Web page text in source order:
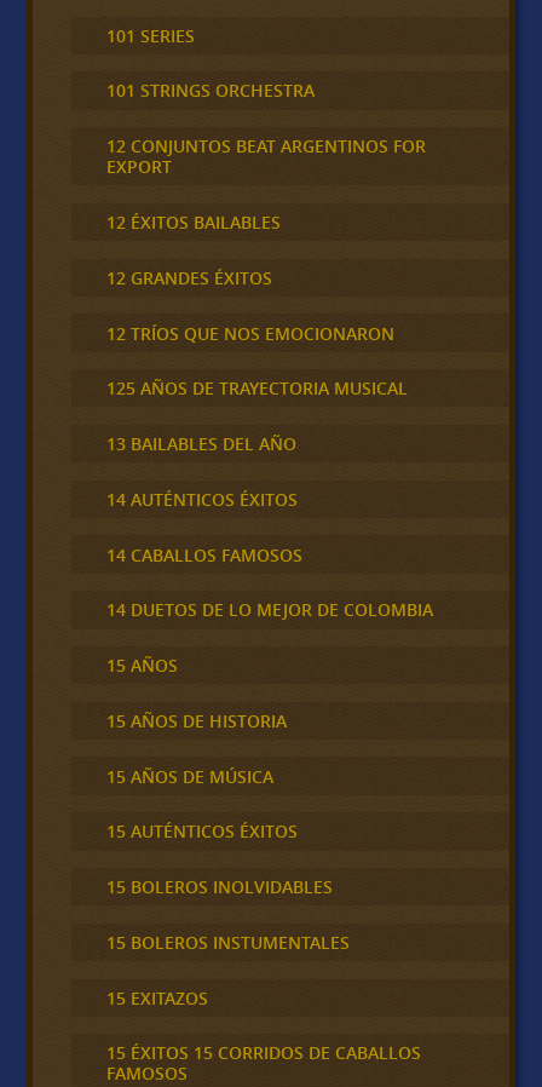
101 SERIES
101 STRINGS ORCHESTRA
12 CONJUNTOS BEAT ARGENTINOS FOR
EXPORT
12 ÉXITOS BAILABLES
12 GRANDES ÉXITOS
12 TRÍOS QUE NOS EMOCIONARON
125 AÑOS DE TRAYECTORIA MUSICAL
13 BAILABLES DEL AÑO
14 AUTÉNTICOS ÉXITOS
14 CABALLOS FAMOSOS
14 DUETOS DE LO MEJOR DE COLOMBIA
15 AÑOS
15 AÑOS DE HISTORIA
15 AÑOS DE MÚSICA
15 AUTÉNTICOS ÉXITOS
15 BOLEROS INOLVIDABLES
15 BOLEROS INSTUMENTALES
15 EXITAZOS
15 ÉXITOS 15 CORRIDOS DE CABALLOS
FAMOSOS